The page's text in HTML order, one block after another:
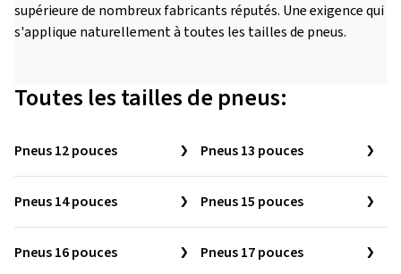
supérieure de nombreux fabricants réputés. Une exigence qui
s'applique naturellement à toutes les tailles de pneus.
Toutes les tailles de pneus:
Pneus 12 pouces Pneus 13 pouces
Pneus 14 pouces Pneus 15 pouces
Pneus 16 pouces Pneus 17 pouces